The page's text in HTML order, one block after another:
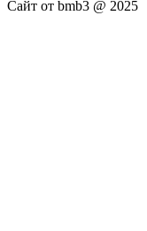
Сайт от bmb3 @ 2025